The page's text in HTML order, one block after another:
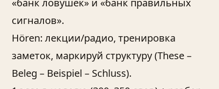
«банк ловушек» и «банк правильных
сигналов».
Hören: лекции/радио, тренировка
заметок, маркируй структуру (These –
Beleg – Beispiel – Schluss).